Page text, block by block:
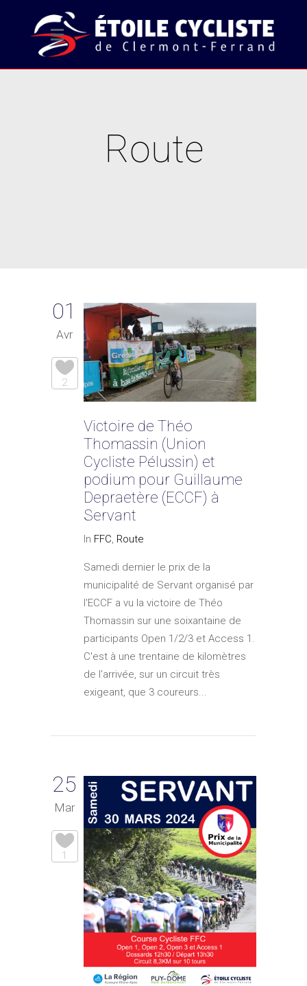
Route
01
Avr
2
Victoire de Théo
Thomassin (Union
Cycliste Pélussin) et
podium pour Guillaume
Depraetère (ECCF) à
Servant
In FFC, Route
Samedi dernier le prix de la
municipalité de Servant organisé par
l'ECCF a vu la victoire de Théo
Thomassin sur une soixantaine de
participants Open 1/2/3 et Access 1.
C'est à une trentaine de kilomètres
de l'arrivée, sur un circuit très
exigeant, que 3 coureurs...
25
Mar
1